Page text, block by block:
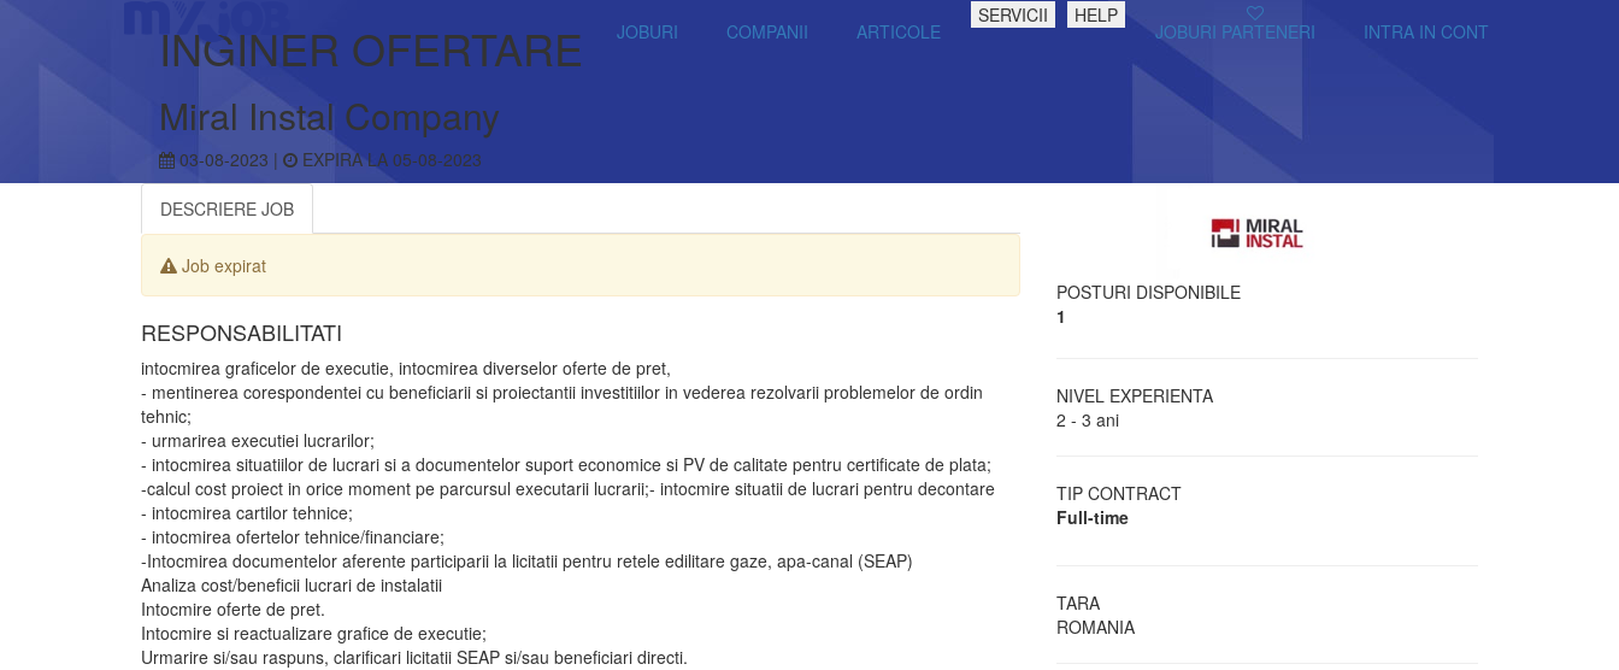
JOBURI COMPANII ARTICOLE
SERVICII HELP
JOBURI PARTENERI INTRA IN CONT
INGINER OFERTARE
Miral Instal Company
03-08-2023 | EXPIRA LA 05-08-2023
POSTURI DISPONIBILE
1
NIVEL EXPERIENTA
2 - 3 ani
TIP CONTRACT
Full-time
TARA
ROMANIA
DESCRIERE JOB
Job expirat
RESPONSABILITATI
intocmirea graficelor de executie, intocmirea diverselor oferte de pret,
- mentinerea corespondentei cu beneficiarii si proiectantii investitiilor in vederea rezolvarii problemelor de ordin
tehnic;
- urmarirea executiei lucrarilor;
- intocmirea situatiilor de lucrari si a documentelor suport economice si PV de calitate pentru certificate de plata;
-calcul cost proiect in orice moment pe parcursul executarii lucrarii;- intocmire situatii de lucrari pentru decontare
- intocmirea cartilor tehnice;
- intocmirea ofertelor tehnice/financiare;
-Intocmirea documentelor aferente participarii la licitatii pentru retele edilitare gaze, apa-canal (SEAP)
Analiza cost/beneficii lucrari de instalatii
Intocmire oferte de pret.
Intocmire si reactualizare grafice de executie;
Urmarire si/sau raspuns, clarificari licitatii SEAP si/sau beneficiari directi.